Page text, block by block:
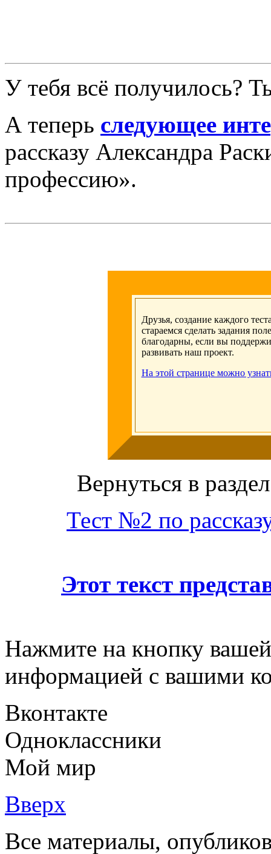
У тебя всё получилось?
А теперь следующее
рассказу Александра
профессию».
Друзья, создание каждого
стараемся сделать задания
благодарны, если вы
развивать наш проект.
На этой странице можно
Вернуться в раздел
Тест №2 по
Этот текст
Нажмите на кнопку
информацией с вашими
Вконтакте
Одноклассники
Мой мир
Вверх
Все материалы,